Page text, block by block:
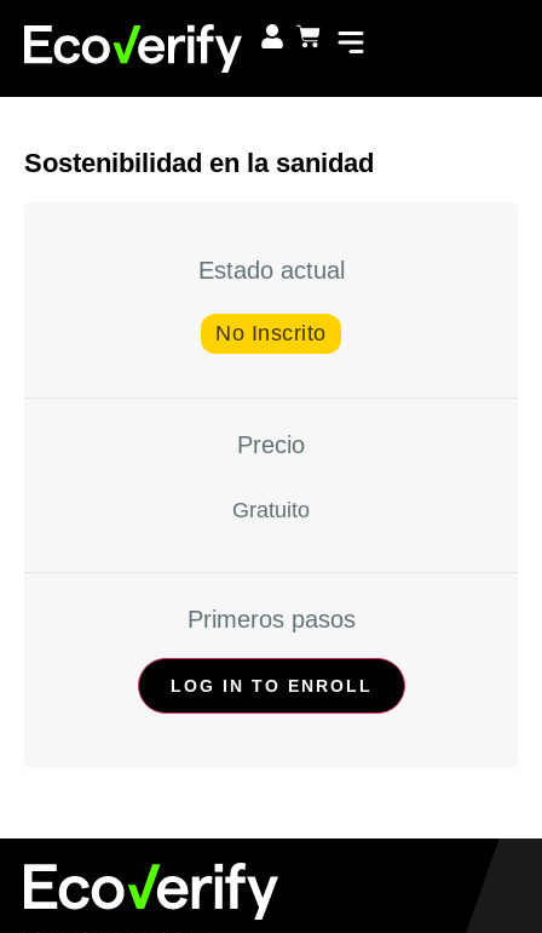
Sostenibilidad en la sanidad
Estado actual
No Inscrito
Precio
Gratuito
Primeros pasos
LOG IN TO ENROLL